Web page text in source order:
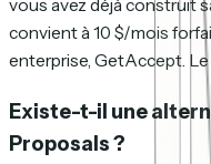
vous avez déjà construit
convient à 10 $/mois
enterprise, GetAccept.
Existe-t-il une
Proposals ?